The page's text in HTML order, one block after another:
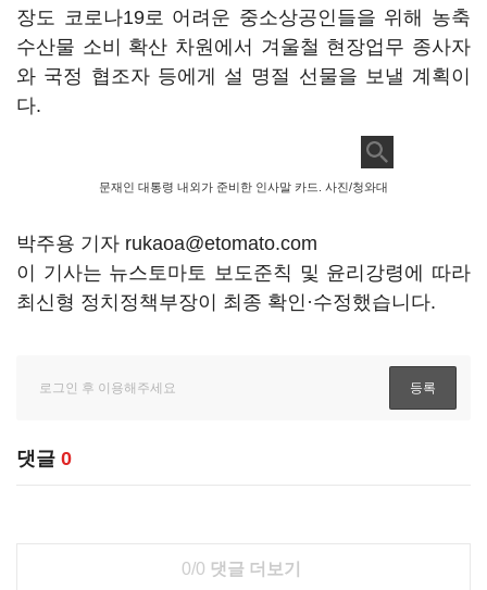
장도 코로나19로 어려운 중소상공인들을 위해 농축
수산물 소비 확산 차원에서 겨울철 현장업무 종사자
와 국정 협조자 등에게 설 명절 선물을 보낼 계획이
다.
문재인 대통령 내외가 준비한 인사말 카드. 사진/청와대
박주용 기자 rukaoa@etomato.com
이 기사는 뉴스토마토 보도준칙 및 윤리강령에 따라
최신형 정치정책부장이 최종 확인·수정했습니다.
댓글 0
0/0 댓글 더보기